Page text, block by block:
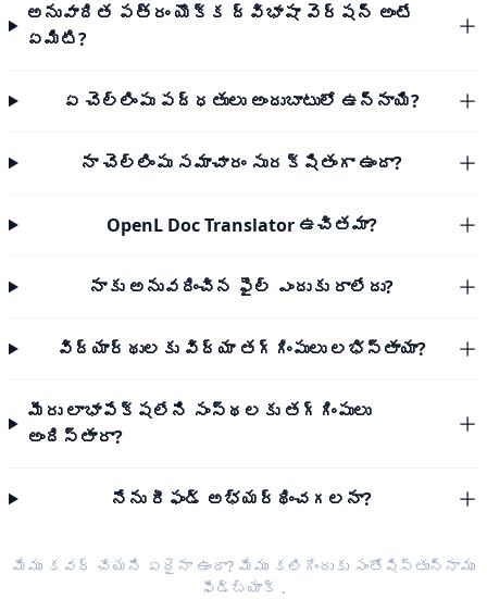
అనువాదిత పత్రం యొక్క ద్విభాషా వెర్షన్ అంటే
ఏమిటి?
ఏ చెల్లింపు పద్ధతులు అందుబాటులో ఉన్నాయి?
నా చెల్లింపు సమాచారం సురక్షితంగా ఉందా?
OpenL Doc Translator ఉచితమా?
నాకు అనువదించిన ఫైల్ ఎందుకు రాలేదు?
విద్యార్థులకు విద్యా తగ్గింపులు లభిస్తాయా?
మీరు లాభాపేక్షలేని సంస్థలకు తగ్గింపులు
అందిస్తారా?
నేను రీఫండ్ అభ్యర్థించగలనా?
మేము కవర్ చేయని ఏదైనా ఉందా? మేము కలిగేందుకు సంతోషిస్తున్నాము
ఫీడ్‌బ్యాక్ .